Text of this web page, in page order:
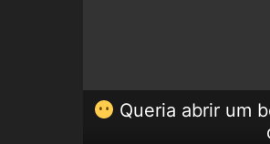
Queria abrir um